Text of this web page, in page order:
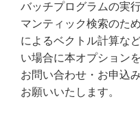
バッチプログラムの実
マンティック検索のた
によるベクトル計算な
い場合に本オプション
お問い合わせ・お申込
お願いいたします。